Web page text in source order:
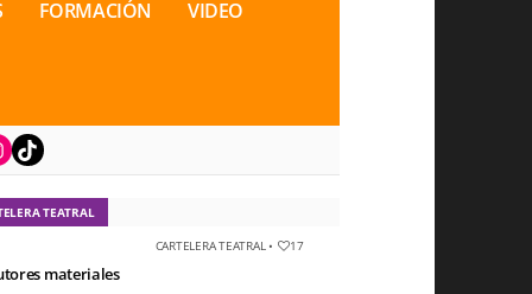
FORMACIÓN VIDEO
TikTok
TEATRAL
CARTELERA TEATRAL• 17
materiales